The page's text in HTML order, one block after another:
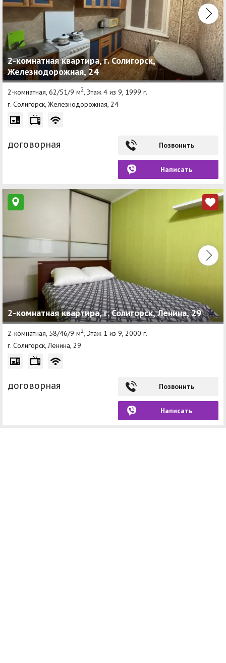
2-комнатная квартира, г. Солигорск,
Железнодорожная, 24
2-комнатная, 62/51/9 м2 , Этаж 4 из 9, 1999 г.
г. Солигорск, Железнодорожная, 24
договорная Позвонить
Написать
2-комнатная квартира, г. Солигорск, Ленина, 29
2-комнатная, 58/46/9 м2, Этаж 1 из 9, 2000 г.
г. Солигорск, Ленина, 29
договорная Позвонить
Написать